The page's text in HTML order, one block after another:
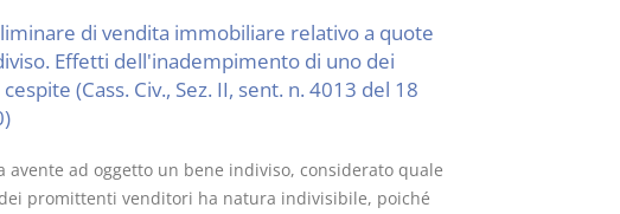
di vendita immobiliare relativo a quote
Effetti dell'inadempimento di uno dei
(Cass. Civ., Sez. II, sent. n. 4013 del 18
ad oggetto un bene indiviso, considerato quale
promittenti venditori ha natura indivisibile, poiché